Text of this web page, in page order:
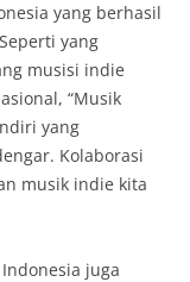
yang berhasil
yang
musisi indie
“Musik
yang
Kolaborasi
musik indie kita
juga